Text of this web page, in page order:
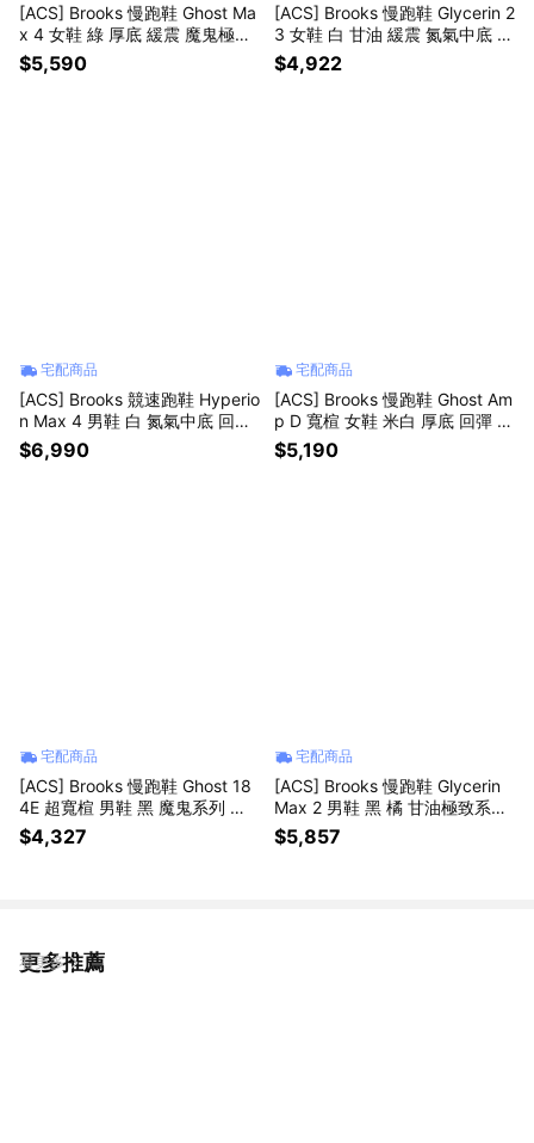
[ACS] Brooks 慢跑鞋 Ghost Ma
x 4 女鞋 綠 厚底 緩震 魔鬼極致
1204851B143
$5,590
[ACS] Brooks 慢跑鞋 Glycerin 2
3 女鞋 白 甘油 緩震 氮氣中底 運
動鞋 1204651B174
$4,922
宅配商品
[ACS] Brooks 競速跑鞋 Hyperio
n Max 4 男鞋 白 氮氣中底 回彈
運動鞋 1104981D197
$6,990
宅配商品
[ACS] Brooks 慢跑鞋 Ghost Am
p D 寬楦 女鞋 米白 厚底 回彈 氮
氣中底 1204861D218
$5,190
宅配商品
[ACS] Brooks 慢跑鞋 Ghost 18
4E 超寬楦 男鞋 黑 魔鬼系列 支
撐 緩震 1104934E020
$4,327
宅配商品
[ACS] Brooks 慢跑鞋 Glycerin
Max 2 男鞋 黑 橘 甘油極致系列
厚底 氮氣 1104791D071
$5,857
更多推薦
看更多